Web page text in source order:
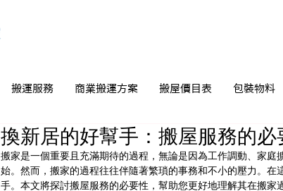
搬運服務 商業搬運方案 搬屋價目表 包裝物料
換新居的好幫手：搬屋服務的必
搬家是一個重要且充滿期待的過程，無論是因為工作調動、家
始。然而，搬家的過程往往伴隨著繁瑣的事務和不小的壓力。
手。本文將探討搬屋服務的必要性，幫助您更好地理解其在搬家